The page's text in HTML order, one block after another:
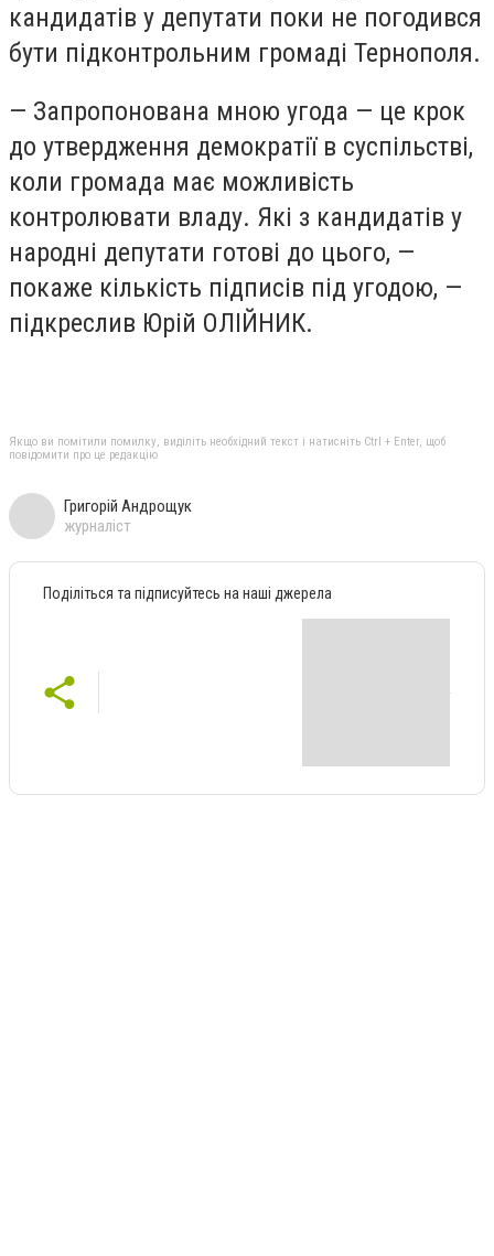
кандидатів у депутати поки не погодився
бути підконтрольним громаді Тернополя.
— Запропонована мною угода — це крок
до утвердження демократії в суспільстві,
коли громада має можливість
контролювати владу. Які з кандидатів у
народні депутати готові до цього, —
покаже кількість підписів під угодою, —
підкреслив Юрій ОЛІЙНИК.
Якщо ви помітили помилку, виділіть необхідний текст і натисніть Ctrl + Enter, щоб
повідомити про це редакцію
Григорій Андрощук
журналіст
Поділіться та підписуйтесь на наші джерела